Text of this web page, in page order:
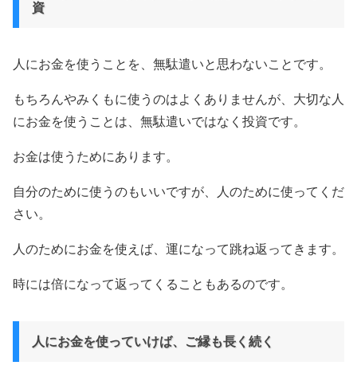
資
人にお金を使うことを、無駄遣いと思わないことです。
もちろんやみくもに使うのはよくありませんが、大切な人
にお金を使うことは、無駄遣いではなく投資です。
お金は使うためにあります。
自分のために使うのもいいですが、人のために使ってくだ
さい。
人のためにお金を使えば、運になって跳ね返ってきます。
時には倍になって返ってくることもあるのです。
人にお金を使っていけば、ご縁も長く続く